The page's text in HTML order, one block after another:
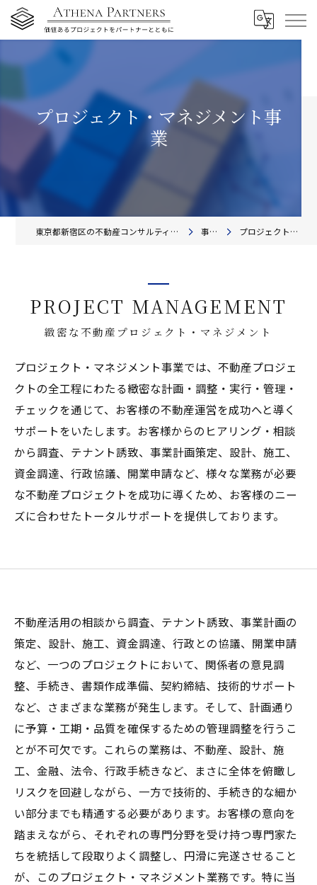
プロジェクト・マネジメント事
業
東京都新宿区の不動産コンサルティングならアテナ・パートナーズ株式会社 事業内容 プロジェクト・マネジメント事業
緻密な不動産プロジェクト・マネジメント
PROJECT MANAGEMENT
プロジェクト・マネジメント事業では、不動産プロジェ
クトの全工程にわたる緻密な計画・調整・実行・管理・
チェックを通じて、お客様の不動産運営を成功へと導く
サポートをいたします。お客様からのヒアリング・相談
から調査、テナント誘致、事業計画策定、設計、施工、
資金調達、行政協議、開業申請など、様々な業務が必要
な不動産プロジェクトを成功に導くため、お客様のニー
ズに合わせたトータルサポートを提供しております。
不動産活用の相談から調査、テナント誘致、事業計画の
策定、設計、施工、資金調達、行政との協議、開業申請
など、一つのプロジェクトにおいて、関係者の意見調
整、手続き、書類作成準備、契約締結、技術的サポート
など、さまざまな業務が発生します。そして、計画通り
に予算・工期・品質を確保するための管理調整を行うこ
とが不可欠です。これらの業務は、不動産、設計、施
工、金融、法令、行政手続きなど、まさに全体を俯瞰し
リスクを回避しながら、一方で技術的、手続き的な細か
い部分までも精通する必要があります。お客様の意向を
踏まえながら、それぞれの専門分野を受け持つ専門家た
ちを統括して段取りよく調整し、円滑に完遂させること
が、このプロジェクト・マネジメント業務です。特に当